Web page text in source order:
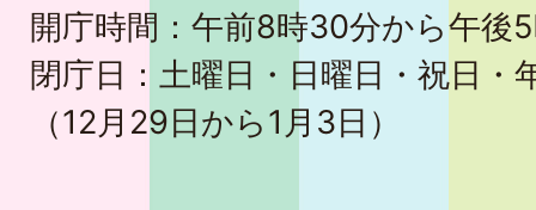
開庁時間：午前8時30分から午後
閉庁日：土曜日・日曜日・祝日・
（12月29日から1月3日）